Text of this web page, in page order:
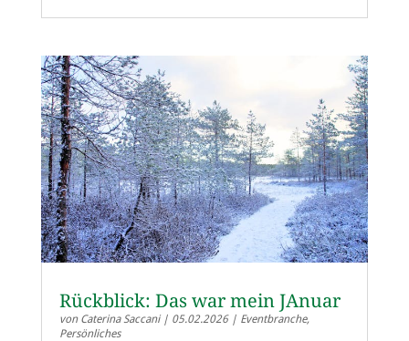
Rückblick: Das war mein JAnuar
von Caterina Saccani| 05.02.2026| Eventbranche,
Persönliches